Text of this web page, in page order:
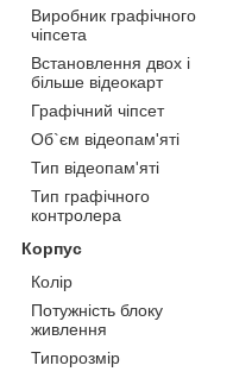
Виробник графічного
чіпсета
Встановлення двох і
більше відеокарт
Графічний чіпсет
Об`єм відеопам'яті
Тип відеопам'яті
Тип графічного
контролера
Корпус
Колір
Потужність блоку
живлення
Типорозмір